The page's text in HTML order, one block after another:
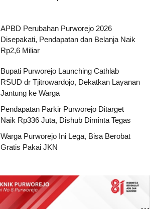
APBD Perubahan Purworejo 2026
Disepakati, Pendapatan dan Belanja Naik
Rp2,6 Miliar
Bupati Purworejo Launching Cathlab
RSUD dr Tjitrowardojo, Dekatkan Layanan
Jantung ke Warga
Pendapatan Parkir Purworejo Ditarget
Naik Rp336 Juta, Dishub Diminta Tegas
Warga Purworejo Ini Lega, Bisa Berobat
Gratis Pakai JKN